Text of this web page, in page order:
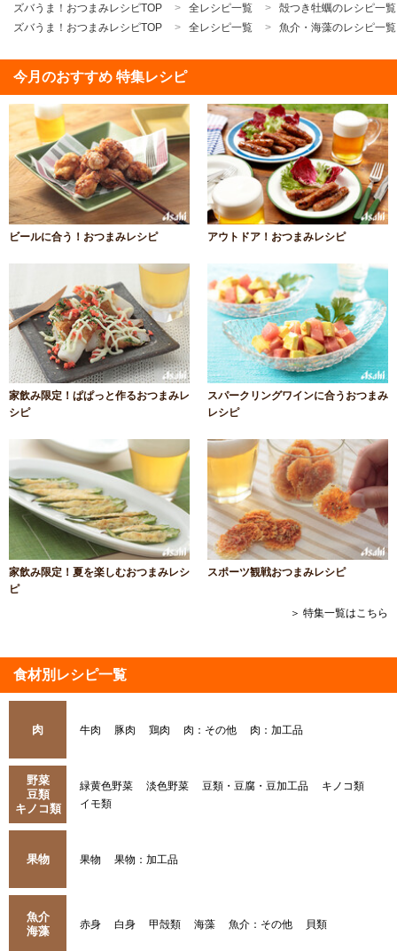
ズバうま！おつまみレシピTOP 全レシピ一覧
殻つき牡蠣のレシピ一覧
ズバうま！おつまみレシピTOP
全レシピ一覧 魚介・海藻のレシピ一覧
今月のおすすめ 特集レシピ
ビールに合う！おつまみレシピ アウトドア！おつまみレシピ
家飲み限定！ぱぱっと作るおつまみレ
シピ
スパークリングワインに合うおつまみ
レシピ
家飲み限定！夏を楽しむおつまみレシ
ピ
スポーツ観戦おつまみレシピ
＞ 特集一覧はこちら
食材別レシピ一覧
肉 牛肉 豚肉 鶏肉 肉：その他 肉：加工品
野菜
豆類
キノコ類
緑黄色野菜 淡色野菜 豆類・豆腐・豆加工品
キノコ類
イモ類
果物 果物 果物：加工品
魚介
海藻
赤身 白身 甲殻類 海藻 魚介：その他 貝類